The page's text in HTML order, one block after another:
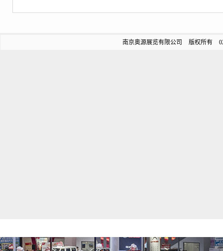
南京奥源展览有限公司 版权所有